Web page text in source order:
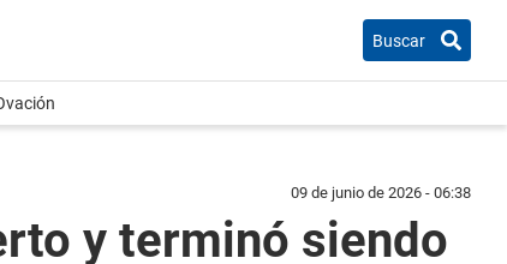
Buscar
09 de junio de 2026 - 06:38
y terminó siendo